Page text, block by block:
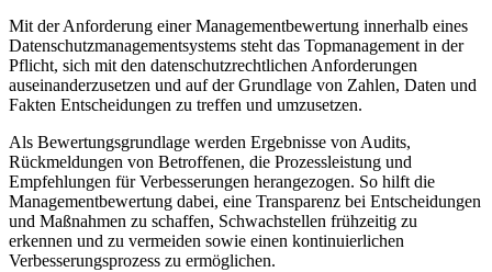
Mit der Anforderung einer Managementbewertung innerhalb eines
Datenschutzmanagementsystems steht das Topmanagement in der
Pflicht, sich mit den datenschutzrechtlichen Anforderungen
auseinanderzusetzen und auf der Grundlage von Zahlen, Daten und
Fakten Entscheidungen zu treffen und umzusetzen.
Als Bewertungsgrundlage werden Ergebnisse von Audits,
Rückmeldungen von Betroffenen, die Prozessleistung und
Empfehlungen für Verbesserungen herangezogen. So hilft die
Managementbewertung dabei, eine Transparenz bei Entscheidungen
und Maßnahmen zu schaffen, Schwachstellen frühzeitig zu
erkennen und zu vermeiden sowie einen kontinuierlichen
Verbesserungsprozess zu ermöglichen.